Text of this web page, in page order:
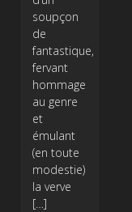
soupçon
de
fantastique,
fervant
hommage
au genre
et
émulant
(en toute
modestie)
la verve
[…]